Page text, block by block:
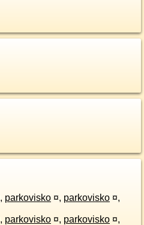
, parkovisko ¤, parkovisko ¤,
, parkovisko ¤, parkovisko ¤,